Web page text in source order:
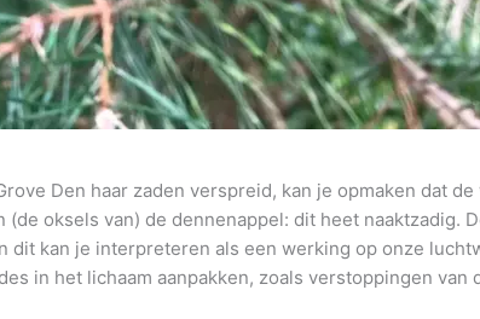
Den haar zaden verspreid, kan je opmaken dat
oksels van) de dennenappel: dit heet naaktzadig.
dit kan je interpreteren als een werking op onze
in het lichaam aanpakken, zoals verstoppingen van